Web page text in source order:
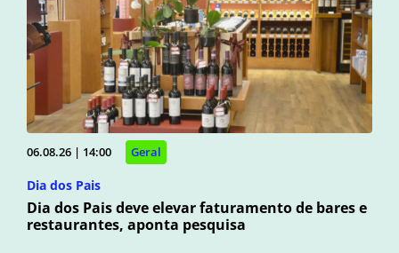
06.08.26 | 14:00 Geral
Dia dos Pais
Dia dos Pais deve elevar faturamento de bares e
restaurantes, aponta pesquisa